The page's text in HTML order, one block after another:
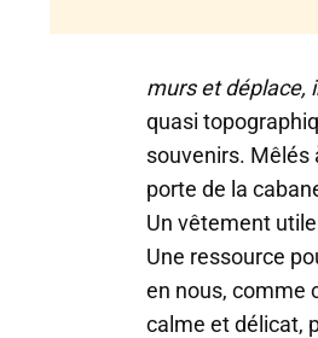
murs et déplace,
quasi
souvenirs. Mêlés
porte de la
Un vêtement
Une ressource
en nous, comme
calme et délicat,